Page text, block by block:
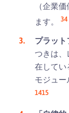
（企業
ます。 34
プラット
つきは、
在してい
モジュー
1415